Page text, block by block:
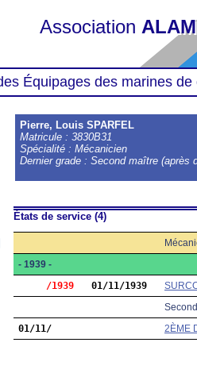
Association
Équipages des marines
Pierre, Louis SPARFEL
Matricule : 3830B31
Spécialité : Mécanicien
Dernier grade : Second maître (après
États de service (4)
- 1939 -
     /1939
01/11/1939
01/11/
2ÈME